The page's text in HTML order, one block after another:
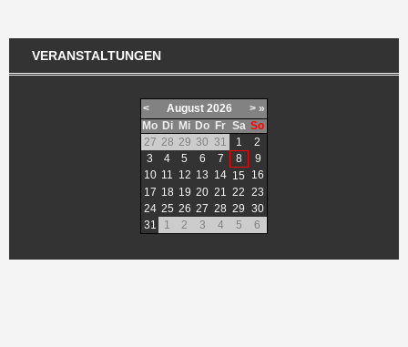
VERANSTALTUNGEN
< August 2026 > »
Mo Di Mi Do Fr Sa So
27 28 29 30 31 1
2
3
4 5 6 7 8
9
10 11 12 13 14 15
16
17 18 19 20 21 22 23
24 25 26 27 28 29 30
31
1 2 3 4 5 6